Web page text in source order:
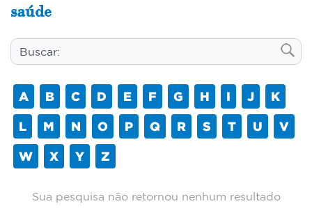
saúde
A B C D E F G H I J K
L M N O P Q R S T U V
W X Y Z
Sua pesquisa não retornou nenhum resultado